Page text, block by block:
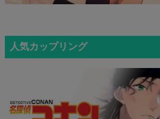
人気カップリング